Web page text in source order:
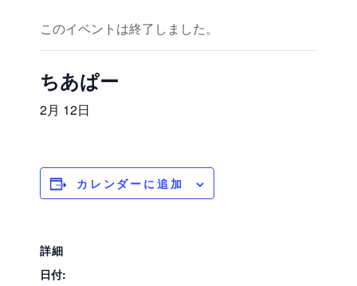
このイベントは終了しました。
ちあぱー
2月 12日
カレンダーに追加
詳細
日付: